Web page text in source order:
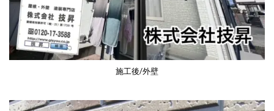
施工後/外壁